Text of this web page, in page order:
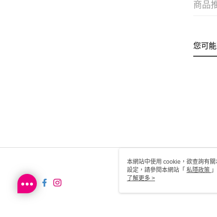
商品
您可
本網站中使用 cookie，欲查詢有
設定，請參閱本網站「 私隱政策
用 cookie。
了解更多 >